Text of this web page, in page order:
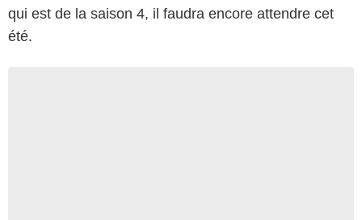
qui est de la saison 4, il faudra encore attendre cet
été.